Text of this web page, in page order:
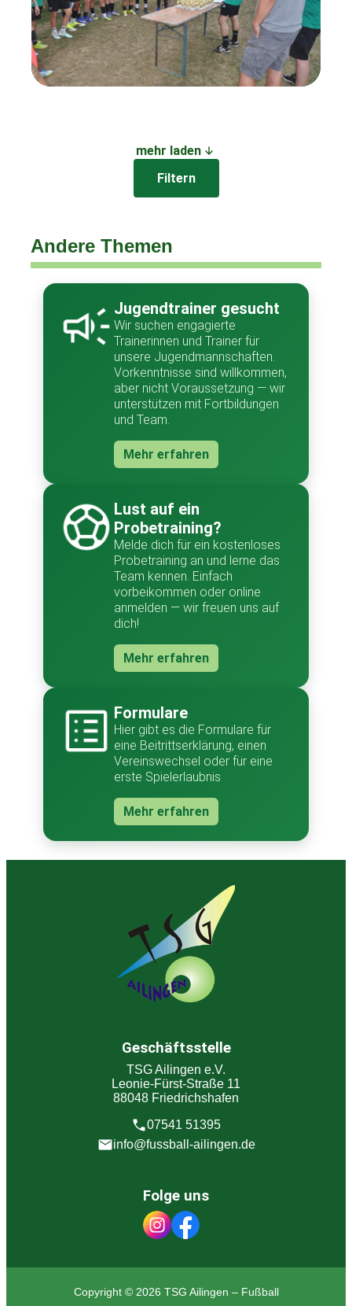
mehr laden
Filtern
Andere Themen
Jugendtrainer gesucht
Wir suchen engagierte
Trainerinnen und Trainer für
unsere Jugendmannschaften.
Vorkenntnisse sind willkommen,
aber nicht Voraussetzung — wir
unterstützen mit Fortbildungen
und Team.
Mehr erfahren
Lust auf ein
Probetraining?
Melde dich für ein kostenloses
Probetraining an und lerne das
Team kennen. Einfach
vorbeikommen oder online
anmelden — wir freuen uns auf
dich!
Mehr erfahren
Formulare
Hier gibt es die Formulare für
eine Beitrittserklärung, einen
Vereinswechsel oder für eine
erste Spielerlaubnis
Mehr erfahren
Geschäftsstelle
TSG Ailingen e.V.
Leonie-Fürst-Straße 11
88048 Friedrichshafen
07541 51395
info@fussball-ailingen.de
Folge uns
Copyright © 2026 TSG Ailingen – Fußball